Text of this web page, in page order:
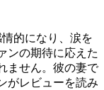
的になり、涙を
ンの期待に応えた
ません。彼の妻で
がレビューを読み